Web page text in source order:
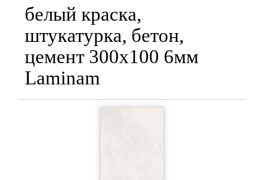
белый краска,
штукатурка, бетон,
цемент 300x100 6мм
Laminam